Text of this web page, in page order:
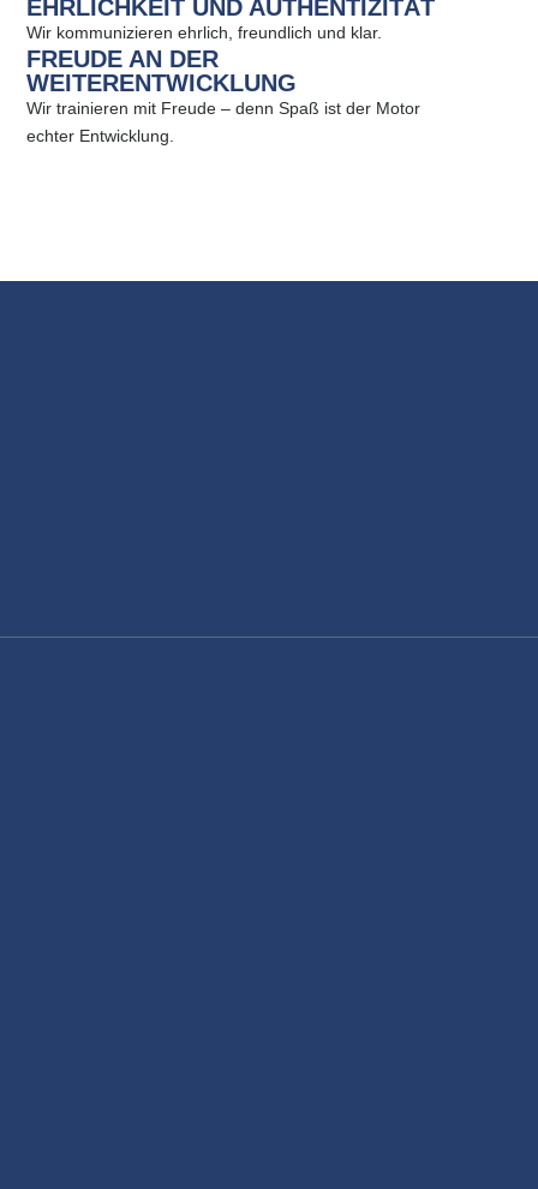
EHRLICHKEIT UND AUTHENTIZITÄT
Wir kommunizieren ehrlich, freundlich und klar.
FREUDE AN DER
WEITERENTWICKLUNG
Wir trainieren mit Freude – denn Spaß ist der Motor
echter Entwicklung.